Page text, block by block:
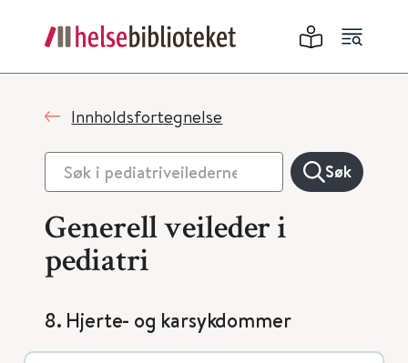
Innholdsfortegnelse
Søk
Generell veileder i
pediatri
8. Hjerte- og karsykdommer